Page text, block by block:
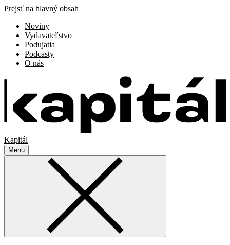
Prejsť na hlavný obsah
Noviny
Vydavateľstvo
Podujatia
Podcasty
O nás
Kapitál
Menu